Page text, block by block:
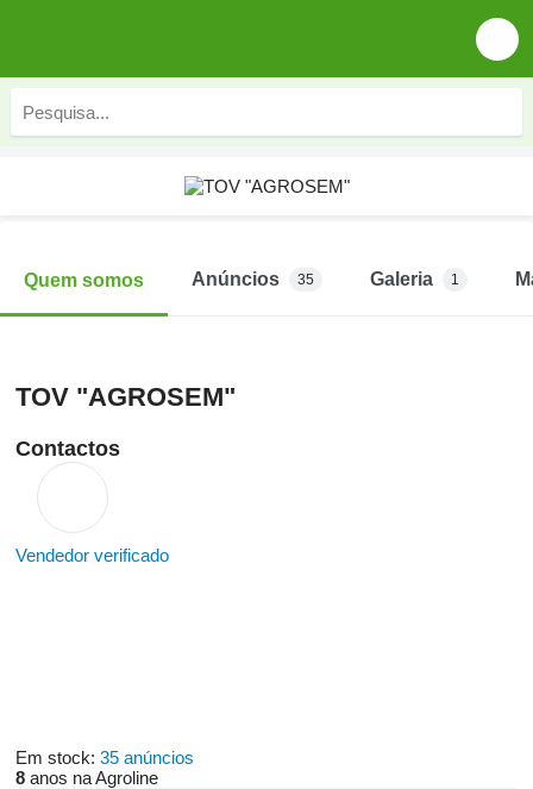
Quem somos Anúncios 35 Galeria 1
TOV "AGROSEM"
Contactos
Vendedor verificado
Em stock: 35 anúncios
8 anos na Agroline